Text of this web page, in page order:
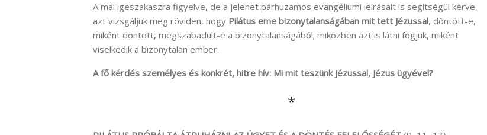
A mai igeszakaszra figyelve, de a jelenet párhuzamos evangéliumi leírásait is segítségül kérve,
azt vizsgáljuk meg röviden, hogy Pilátus eme bizonytalanságában mit tett Jézussal, döntött-e,
miként döntött, megszabadult-e a bizonytalanságából; miközben azt is látni fogjuk, miként
viselkedik a bizonytalan ember.
A fő kérdés személyes és konkrét, hitre hív: Mi mit teszünk Jézussal, Jézus ügyével?
*